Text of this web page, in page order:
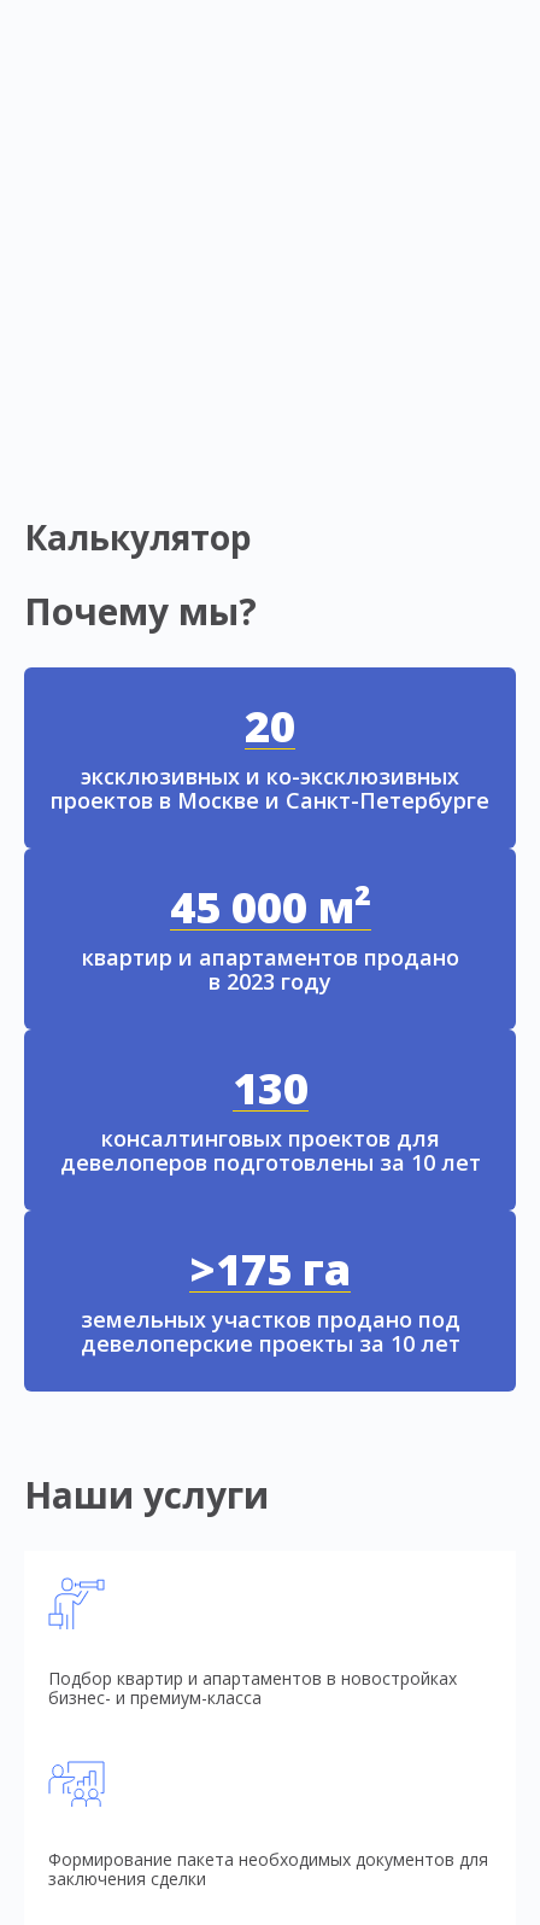
Калькулятор
Почему мы?
20
эксклюзивных и ко-эксклюзивных
проектов в Москве и Санкт-Петербурге
45 000 м²
квартир и апартаментов продано
в 2023 году
130
консалтинговых проектов для
девелоперов подготовлены за 10 лет
>175 га
земельных участков продано под
девелоперские проекты за 10 лет
Наши услуги
Подбор квартир и апартаментов в новостройках
бизнес- и премиум-класса
Формирование пакета необходимых документов для
заключения сделки